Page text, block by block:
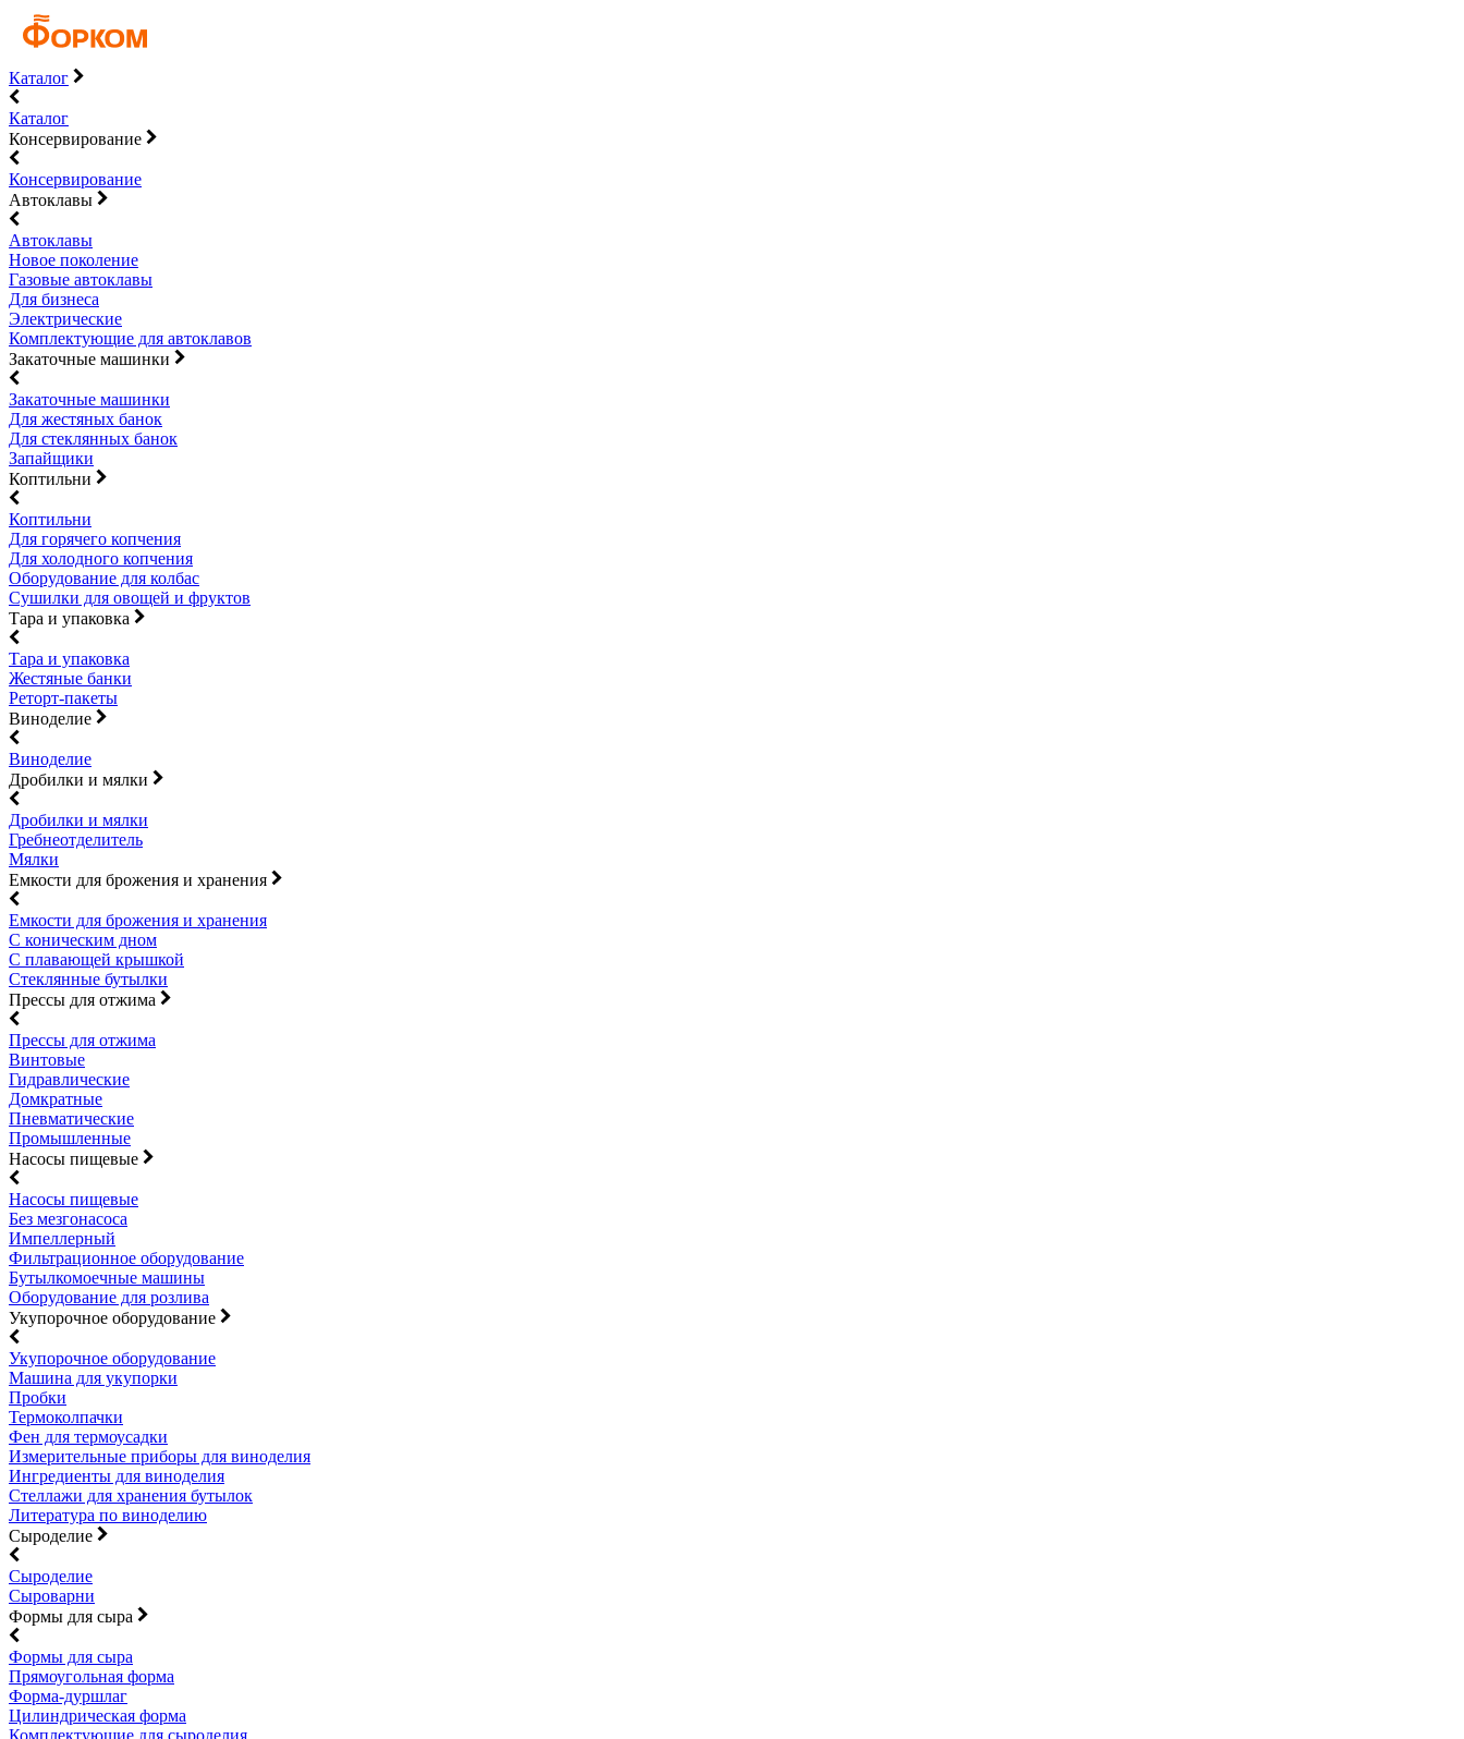
Каталог
Каталог
Консервирование
Консервирование
Автоклавы
Автоклавы
Новое поколение
Газовые автоклавы
Для бизнеса
Электрические
Комплектующие для автоклавов
Закаточные машинки
Закаточные машинки
Для жестяных банок
Для стеклянных банок
Запайщики
Коптильни
Коптильни
Для горячего копчения
Для холодного копчения
Оборудование для колбас
Сушилки для овощей и фруктов
Тара и упаковка
Тара и упаковка
Жестяные банки
Реторт-пакеты
Виноделие
Виноделие
Дробилки и мялки
Дробилки и мялки
Гребнеотделитель
Мялки
Емкости для брожения и хранения
Емкости для брожения и хранения
С коническим дном
С плавающей крышкой
Стеклянные бутылки
Прессы для отжима
Прессы для отжима
Винтовые
Гидравлические
Домкратные
Пневматические
Промышленные
Насосы пищевые
Насосы пищевые
Без мезгонасоса
Импеллерный
Фильтрационное оборудование
Бутылкомоечные машины
Оборудование для розлива
Укупорочное оборудование
Укупорочное оборудование
Машина для укупорки
Пробки
Термоколпачки
Фен для термоусадки
Измерительные приборы для виноделия
Ингредиенты для виноделия
Стеллажи для хранения бутылок
Литература по виноделию
Сыроделие
Сыроделие
Сыроварни
Формы для сыра
Формы для сыра
Прямоугольная форма
Форма-дуршлаг
Цилиндрическая форма
Комплектующие для сыроделия